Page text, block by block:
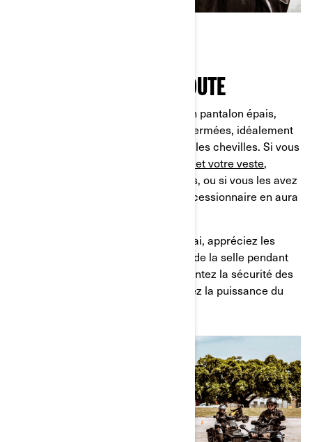
S’ÉQUIPER POUR LA ROUTE
Partez pour votre essai en portant un pantalon épais,
comme un jean, et des chaussures fermées, idéalement
des chaussures hautes qui couvrent les chevilles. Si vous
casque, vos gants et votre veste,
apportez-les, et si vous n’en avez pas, ou si vous les avez
oublié, ne vous inquiétez pas, le concessionnaire en aura
Lorsque vous commencez votre essai, appréciez les
sensations de conduite et le confort de la selle pendant
que vous roulez. Testez les freins, sentez la sécurité des
technologies du véhicule et appréciez la puissance du